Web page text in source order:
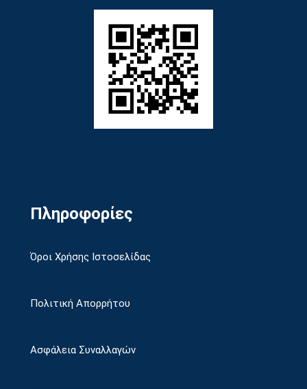
Πληροφορίες
Όροι Χρήσης Ιστοσελίδας
Πολιτική Απορρήτου
Ασφάλεια Συναλλαγών